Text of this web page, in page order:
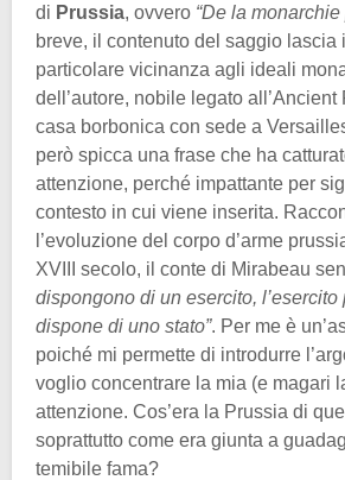
di Prussia, ovvero “De la
breve, il contenuto del saggio lascia
particolare vicinanza agli ideali
dell’autore, nobile legato all’Ancient
casa borbonica con sede a
però spicca una frase che ha
attenzione, perché impattante per
contesto in cui viene inserita.
l’evoluzione del corpo d’arme
XVIII secolo, il conte di Mirabeau
dispongono di un esercito, l’esercito
dispone di uno stato”. Per me è
poiché mi permette di introdurre
voglio concentrare la mia (e magari
attenzione. Cos’era la Prussia di
soprattutto come era giunta a
temibile fama?